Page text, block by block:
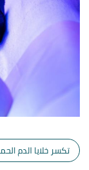
تكسر خلايا الدم